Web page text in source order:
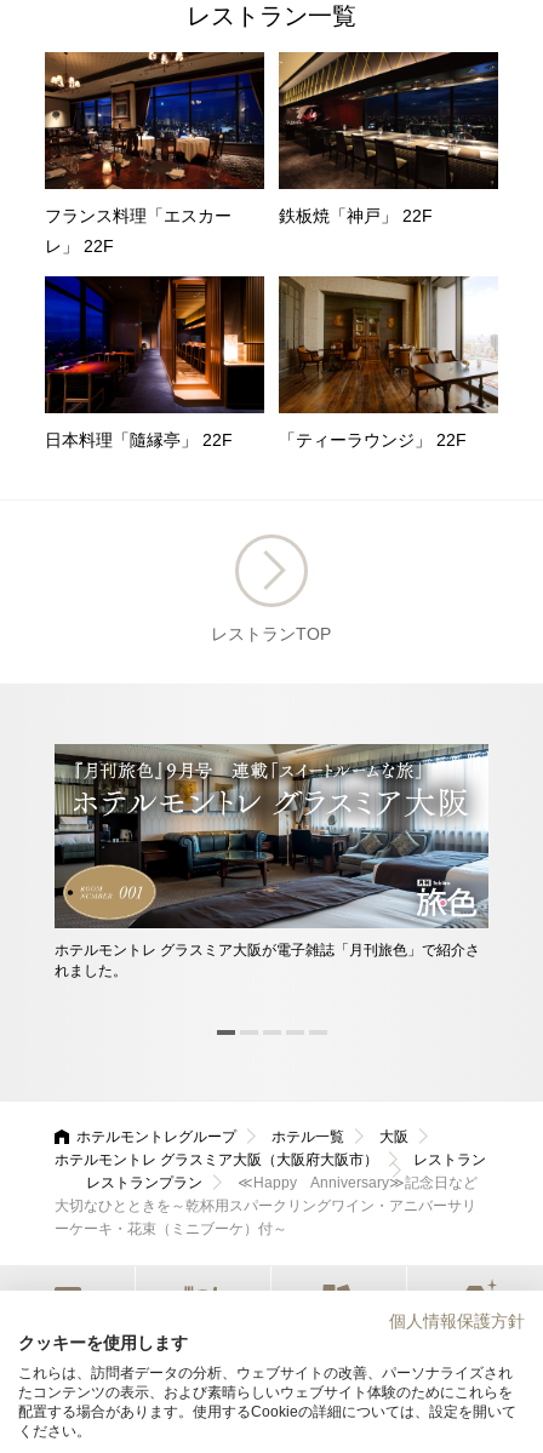
レストラン一覧
フランス料理「エスカー
レ」 22F
鉄板焼「神戸」 22F
日本料理「隨縁亭」 22F 「ティーラウンジ」 22F
レストランTOP
ホテルモントレ グラスミア大阪が電子雑誌「月刊旅色」で紹介さ
れました。
ホテルモントレグループ ホテル一覧
大阪
ホテルモントレ グラスミア大阪（大阪府大阪市）
レストラン
レストランプラン
≪Happy Anniversary≫記念日など
大切なひとときを～乾杯用スパークリングワイン・アニバーサリ
ーケーキ・花束（ミニブーケ）付～
宿泊 レストラン
ホテルモントレ グラスミア大阪
個人情報保護方針
クッキーを使用します
これらは、訪問者データの分析、ウェブサイトの改善、パーソナライズされ
たコンテンツの表示、および素晴らしいウェブサイト体験のためにこれらを
配置する場合があります。使用するCookieの詳細については、設定を開いて
ください。